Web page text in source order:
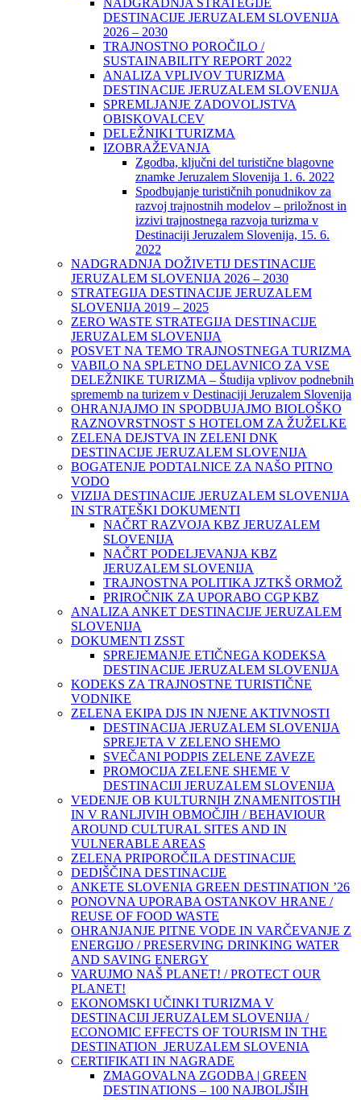
NADGRADNJA STRATEGIJE
DESTINACIJE JERUZALEM SLOVENIJA
2026 – 2030
TRAJNOSTNO POROČILO /
SUSTAINABILITY REPORT 2022
ANALIZA VPLIVOV TURIZMA
DESTINACIJE JERUZALEM SLOVENIJA
SPREMLJANJE ZADOVOLJSTVA
OBISKOVALCEV
DELEŽNIKI TURIZMA
IZOBRAŽEVANJA
Zgodba, ključni del turistične blagovne
znamke Jeruzalem Slovenija 1. 6. 2022
Spodbujanje turističnih ponudnikov za
razvoj trajnostnih modelov – priložnost in
izzivi trajnostnega razvoja turizma v
Destinaciji Jeruzalem Slovenija, 15. 6.
2022
NADGRADNJA DOŽIVETIJ DESTINACIJE
JERUZALEM SLOVENIJA 2026 – 2030
STRATEGIJA DESTINACIJE JERUZALEM
SLOVENIJA 2019 – 2025
ZERO WASTE STRATEGIJA DESTINACIJE
JERUZALEM SLOVENIJA
POSVET NA TEMO TRAJNOSTNEGA TURIZMA
VABILO NA SPLETNO DELAVNICO ZA VSE
DELEŽNIKE TURIZMA – Študija vplivov podnebnih
sprememb na turizem v Destinaciji Jeruzalem Slovenija
OHRANJAJMO IN SPODBUJAJMO BIOLOŠKO
RAZNOVRSTNOST S HOTELOM ZA ŽUŽELKE
ZELENA DEJSTVA IN ZELENI DNK
DESTINACIJE JERUZALEM SLOVENIJA
BOGATENJE PODTALNICE ZA NAŠO PITNO
VODO
VIZIJA DESTINACIJE JERUZALEM SLOVENIJA
IN STRATEŠKI DOKUMENTI
NAČRT RAZVOJA KBZ JERUZALEM
SLOVENIJA
NAČRT PODELJEVANJA KBZ
JERUZALEM SLOVENIJA
TRAJNOSTNA POLITIKA JZTKŠ ORMOŽ
PRIROČNIK ZA UPORABO CGP KBZ
ANALIZA ANKET DESTINACIJE JERUZALEM
SLOVENIJA
DOKUMENTI ZSST
SPREJEMANJE ETIČNEGA KODEKSA
DESTINACIJE JERUZALEM SLOVENIJA
KODEKS ZA TRAJNOSTNE TURISTIČNE
VODNIKE
ZELENA EKIPA DJS IN NJENE AKTIVNOSTI
DESTINACIJA JERUZALEM SLOVENIJA
SPREJETA V ZELENO SHEMO
SVEČANI PODPIS ZELENE ZAVEZE
PROMOCIJA ZELENE SHEME V
DESTINACIJI JERUZALEM SLOVENIJA
VEDENJE OB KULTURNIH ZNAMENITOSTIH
IN V RANLJIVIH OBMOČJIH / BEHAVIOUR
AROUND CULTURAL SITES AND IN
VULNERABLE AREAS
ZELENA PRIPOROČILA DESTINACIJE
DEDIŠČINA DESTINACIJE
ANKETE SLOVENIA GREEN DESTINATION ’26
PONOVNA UPORABA OSTANKOV HRANE /
REUSE OF FOOD WASTE
OHRANJANJE PITNE VODE IN VARČEVANJE Z
ENERGIJO / PRESERVING DRINKING WATER
AND SAVING ENERGY
VARUJMO NAŠ PLANET! / PROTECT OUR
PLANET!
EKONOMSKI UČINKI TURIZMA V
DESTINACIJI JERUZALEM SLOVENIJA /
ECONOMIC EFFECTS OF TOURISM IN THE
DESTINATION JERUZALEM SLOVENIA
CERTIFIKATI IN NAGRADE
ZMAGOVALNA ZGODBA | GREEN
DESTINATIONS – 100 NAJBOLJŠIH